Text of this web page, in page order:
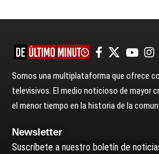
Somos una multiplataforma que ofrece
televisivos. El medio noticioso de mayor
el menor tiempo en la historia de la
Newsletter
Suscríbete a nuestro boletín de